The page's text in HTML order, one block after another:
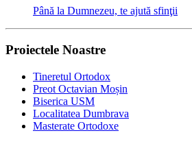
Până la Dumnezeu, te ajută sfinţii
Proiectele Noastre
Tineretul Ortodox
Preot Octavian Moșin
Biserica USM
Localitatea Dumbrava
Masterate Ortodoxe